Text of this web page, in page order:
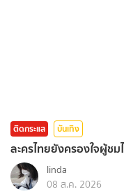
ติดกระแส บันเทิง
ละครไทยยังครองใจผู้ชม
linda
08 ส.ค. 2026